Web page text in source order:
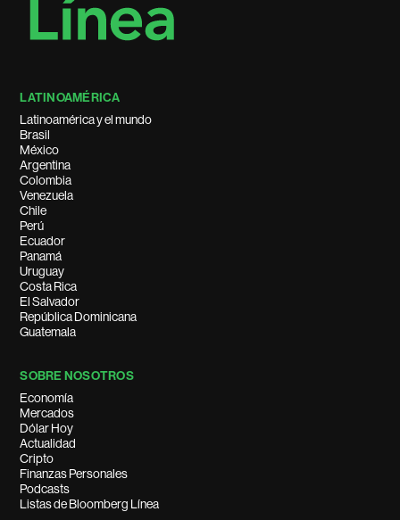
LATINOAMÉRICA
Latinoamérica y el mundo
Brasil
México
Argentina
Colombia
Venezuela
Chile
Perú
Ecuador
Panamá
Uruguay
Costa Rica
El Salvador
República Dominicana
Guatemala
SOBRE NOSOTROS
Economía
Mercados
Dólar Hoy
Actualidad
Cripto
Finanzas Personales
Podcasts
Listas de Bloomberg Línea